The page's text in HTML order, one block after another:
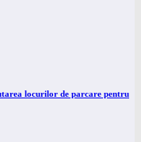
locurilor de parcare pentru